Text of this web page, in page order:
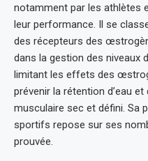
notamment par les athlètes
leur performance. Il se
des récepteurs des
dans la gestion des niveaux
limitant les effets des
prévenir la rétention d’eau
musculaire sec et défini. Sa
sportifs repose sur ses
prouvée.